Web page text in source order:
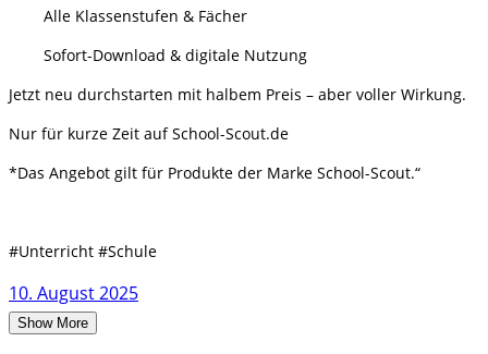
Alle Klassenstufen & Fächer
Sofort-Download & digitale Nutzung
Jetzt neu durchstarten mit halbem Preis – aber voller Wirkung.
Nur für kurze Zeit auf School-Scout.de
*Das Angebot gilt für Produkte der Marke School-Scout.“
#Unterricht #Schule
10. August 2025
Show More